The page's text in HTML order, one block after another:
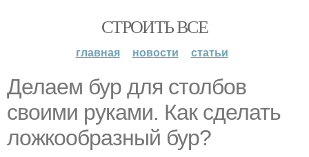
СТРОИТЬ ВСЕ
главная новости статьи
Делаем бур для столбов
своими руками. Как сделать
ложкообразный бур?